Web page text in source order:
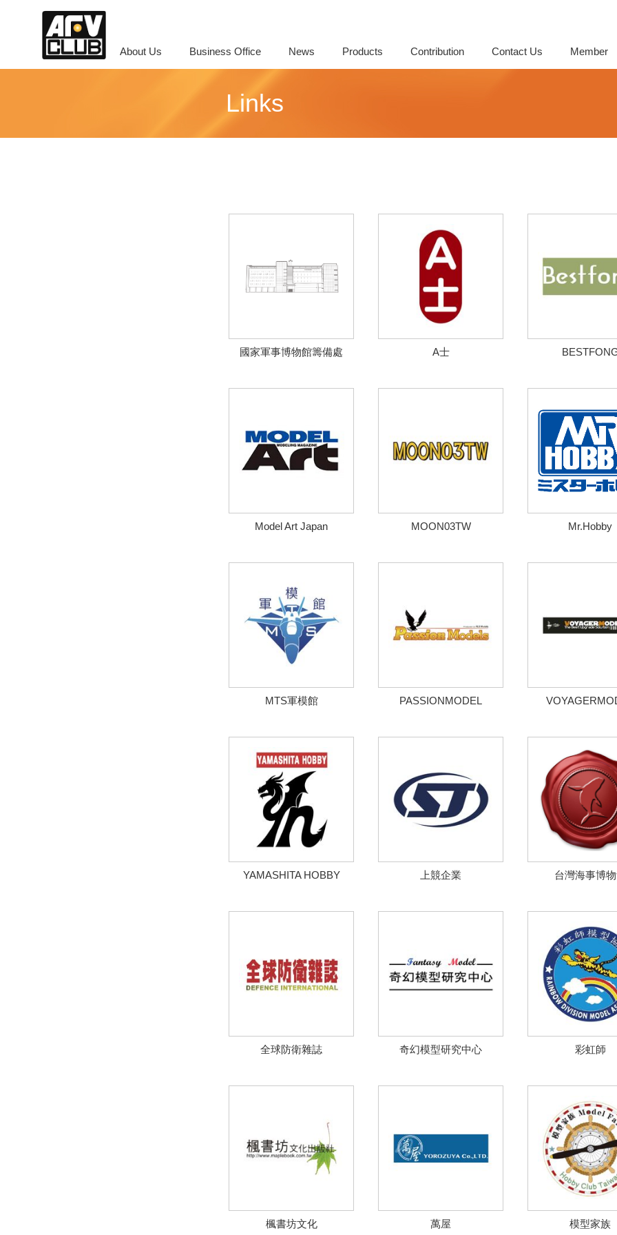
About Us Business Office News Products Contribution Contact Us Member
Links
國家軍事博物館籌備處 A士
Model Art Japan MOON03TW Mr.Hobby
MTS軍模館 PASSIONMODEL
YAMASHITA HOBBY 上競企業 台灣海事博
全球防衛雜誌 奇幻模型研究中心 彩虹師
楓書坊文化 萬屋 模型家族